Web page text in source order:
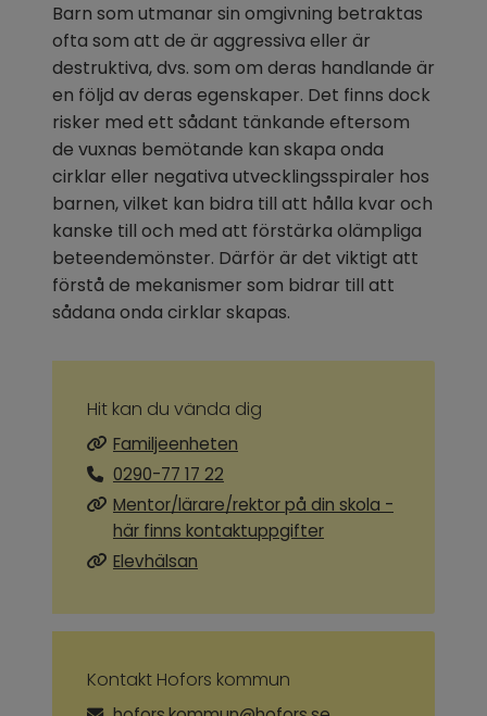
Barn som utmanar sin omgivning betraktas
ofta som att de är aggressiva eller är
destruktiva, dvs. som om deras handlande är
en följd av deras egenskaper. Det finns dock
risker med ett sådant tänkande eftersom
de vuxnas bemötande kan skapa onda
cirklar eller negativa utvecklingsspiraler hos
barnen, vilket kan bidra till att hålla kvar och
kanske till och med att förstärka olämpliga
beteendemönster. Därför är det viktigt att
förstå de mekanismer som bidrar till att
sådana onda cirklar skapas.
Hit kan du vända dig
Familjeenheten
0290-77 17 22
Mentor/lärare/rektor på din skola -
här finns kontaktuppgifter
Elevhälsan
Kontakt Hofors kommun